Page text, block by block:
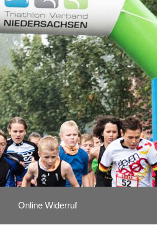
Online Widerruf